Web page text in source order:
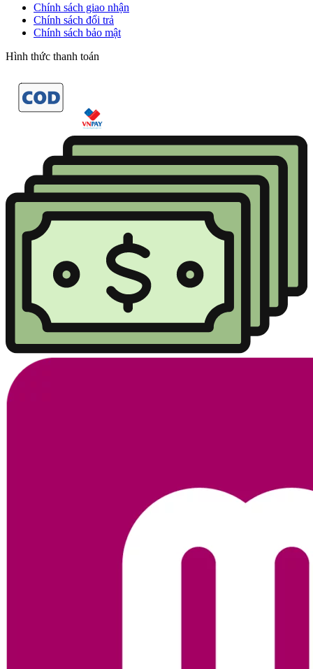
Chính sách giao nhận
Chính sách đổi trả
Chính sách bảo mật
Hình thức thanh toán